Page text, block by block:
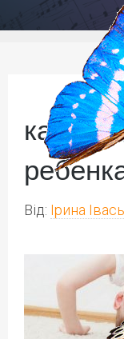
как
Від: Ірина